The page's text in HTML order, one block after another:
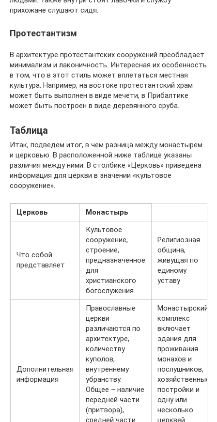
прихожане слушают сидя.
Протестантизм
В архитектуре протестантских сооружений преобладает
минимализм и лаконичность. Интересная их особенность
в том, что в этот стиль может вплетаться местная
культура. Например, на востоке протестантский храм
может быть выполнен в виде мечети, в Прибалтике
может быть построен в виде деревянного сруба.
Таблица
Итак, подведем итог, в чем разница между монастырем
и церковью. В расположенной ниже таблице указаны
различия между ними. В столбике «Церковь» приведена
информация для церкви в значении «культовое
сооружение».
Церковь Монастырь
Что собой
представляет
Культовое
сооружение,
строение,
предназначенное
для
христианского
богослужения
Религиозная
община,
живущая по
единому
уставу
Дополнительная
информация
Православные
церкви
различаются по
архитектуре,
количеству
куполов,
внутреннему
убранству.
Общее – наличие
передней части
(притвора),
средней части
Монастырский
комплекс
включает
здания для
проживания
монахов и
послушников,
хозяйственные
постройки и
одну или
несколько
церквей